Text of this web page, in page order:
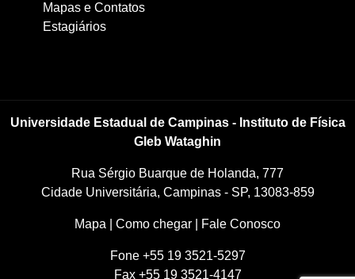
Mapas e Contatos
Estagiários
Universidade Estadual de Campinas - Instituto de Física
Gleb Wataghin
Rua Sérgio Buarque de Holanda, 777
Cidade Universitária, Campinas - SP, 13083-859
Mapa Como chegar Fale Conosco
Fone +55 19 3521-5297
Fax +55 19 3521-4147